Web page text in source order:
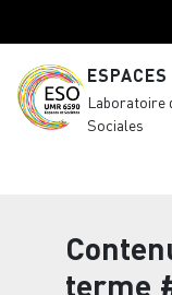
Laboratoire
Sociales
terme